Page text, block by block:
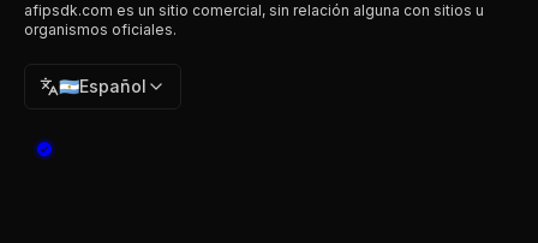
afipsdk.com es un sitio comercial, sin relación alguna con sitios u
organismos oficiales.
🇦🇷Español